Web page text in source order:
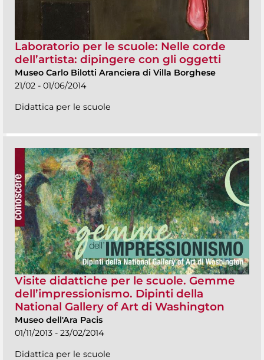
Laboratorio per le scuole: Nelle corde
dell’artista: dipingere con gli oggetti
Museo Carlo Bilotti Aranciera di Villa Borghese
21/02 - 01/06/2014
Didattica per le scuole
Visite didattiche per le scuole. Gemme
dell’impressionismo. Dipinti della
National Gallery of Art di Washington
Museo dell'Ara Pacis
01/11/2013 - 23/02/2014
Didattica per le scuole